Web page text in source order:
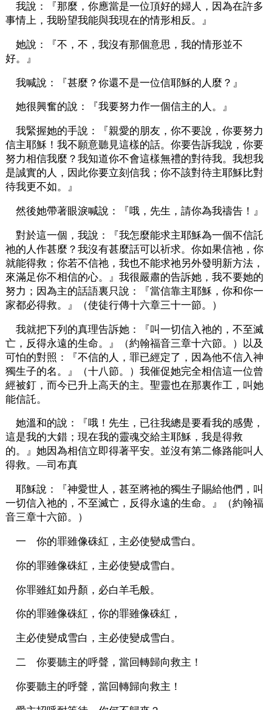
我說：『那麼，你應當是一位頂好的婦人，因為在許多
事情上，我盼望我能與我現在的情形相反。』
她說：『不，不，我沒有那個意思，我的情形並不
好。』
我喊說：『甚麼？你還不是一位信耶穌的人麼？』
她很興奮的說：『我要努力作一個信主的人。』
我緊握她的手說：『親愛的朋友，你不要說，你要努力
信主耶穌！我不願意聽見這樣的話。你要告訴我說，你要
努力相信我麼？我知道你不會這樣無禮的對待我。我想我
是誠實的人，因此你要立刻信我；你不該對待主耶穌比對
待我更不如。』
然後她帶著眼淚喊說：『哦，先生，請你為我禱告！』
對於這一個，我說：『我怎麼能求主耶穌為一個不信託
祂的人作甚麼？我沒有甚麼話可以祈求。你如果信祂，你
就能得救；你若不信祂，我也不能求祂另外發明新方法，
來滿足你不相信的心。』我很嚴肅的告訴她，我不要她的
努力；因為主的話語裏只說：『當信靠主耶穌，你和你一
家都必得救。』（使徒行傳十六章三十一節。）
我就把下列的真理告訴她：『叫一切信入祂的，不至滅
亡，反得永遠的生命。』（約翰福音三章十六節。）以及
可怕的對照：『不信的人，罪已經定了，因為他不信入神
獨生子的名。』（十八節。）我催促她完全相信這一位曾
經被釘，而今已升上高天的主。聖靈也在那裏作工，叫她
能信託。
她溫和的說：『哦！先生，已往我總是要看我的感覺，
這是我的大錯；現在我的靈魂交給主耶穌，我是得救
的。』她因為相信立即得著平安。並沒有第二條路能叫人
得救。—司布真
耶穌說：『神愛世人，甚至將祂的獨生子賜給他們，叫
一切信入祂的，不至滅亡，反得永遠的生命。』（約翰福
音三章十六節。）
一 你的罪雖像硃紅，主必使變成雪白。
你的罪雖像硃紅，主必使變成雪白。
你罪雖紅如丹顏，必白羊毛般。
你的罪雖像硃紅，你的罪雖像硃紅，
主必使變成雪白，主必使變成雪白。
二 你要聽主的呼聲，當回轉歸向救主！
你要聽主的呼聲，當回轉歸向救主！